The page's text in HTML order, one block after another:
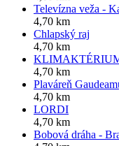
Televízna veža -
4,70 km
Chlapský raj
4,70 km
4,70 km
Plaváreň
4,70 km
LORDI
4,70 km
Bobová dráha -